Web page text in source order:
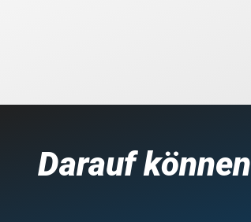
Darauf